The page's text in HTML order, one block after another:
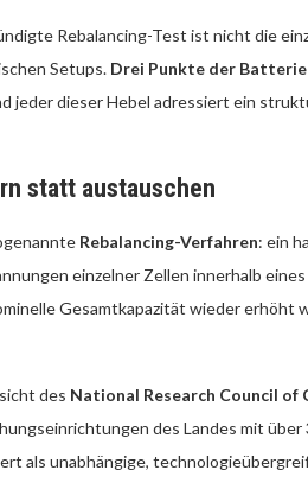
Rebalancing-Test ist nicht die
Setups. Drei Punkte der
jeder dieser Hebel adressiert ein
statt austauschen
Rebalancing-Verfahren: ein
einzelner Zellen innerhalb
Gesamtkapazität wieder erhöht
des National Research Council of
des Landes mit über
als unabhängige,